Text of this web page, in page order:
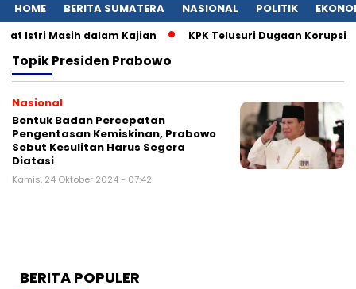
HOME BERITA SUMATERA NASIONAL POLITIK
Istri Masih dalam Kajian KPK Telusuri Dugaan Korupsi
TopikPresiden Prabowo
Nasional
Bentuk Badan Percepatan
Pengentasan Kemiskinan, Prabowo
Sebut Kesulitan Harus Segera
Diatasi
Kamis, 24 Oktober 2024 - 07:42
BERITA POPULER